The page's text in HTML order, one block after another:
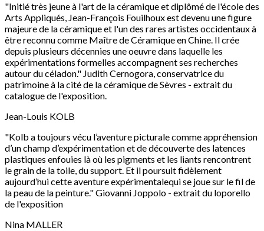
"Initié très jeune à l'art de la céramique et diplômé de l'école des
Arts Appliqués, Jean-François Fouilhoux est devenu une figure
majeure de la céramique et l'un des rares artistes occidentaux à
être reconnu comme Maître de Céramique en Chine. Il crée
depuis plusieurs décennies une oeuvre dans laquelle les
expérimentations formelles accompagnent ses recherches
autour du céladon." Judith Cernogora, conservatrice du
patrimoine à la cité de la céramique de Sèvres - extrait du
catalogue de l'exposition.
Jean-Louis KOLB
"Kolb a toujours vécu l’aventure picturale comme appréhension
d’un champ d’expérimentation et de découverte des latences
plastiques enfouies là où les pigments et les liants rencontrent
le grain de la toile, du support. Et il poursuit fidèlement
aujourd’hui cette aventure expérimentalequi se joue sur le fil de
la peau de la peinture." Giovanni Joppolo - extrait du loporello
de l'exposition
Nina MALLER